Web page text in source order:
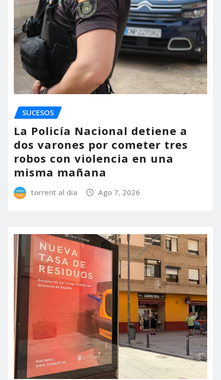
SUCESOS
La Policía Nacional detiene a
dos varones por cometer tres
robos con violencia en una
misma mañana
torrent al dia Ago 7, 2026